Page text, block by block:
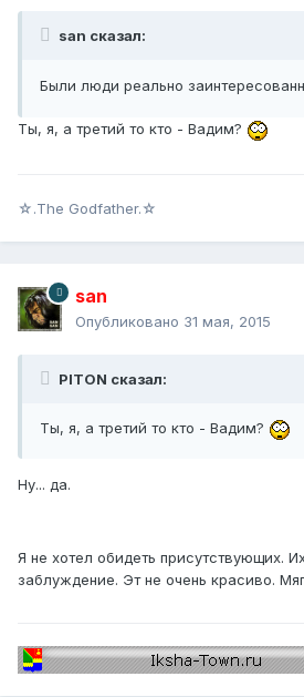
san сказал:
Были люди реально
Ты, я, а третий то кто - Вадим?
☆.The Godfather.☆
san
Опубликовано 31 мая, 2015
PITON сказал:
Ты, я, а третий то кто - Вадим?
Ну... да.
Я не хотел обидеть присутствующих.
заблуждение. Эт не очень красиво.